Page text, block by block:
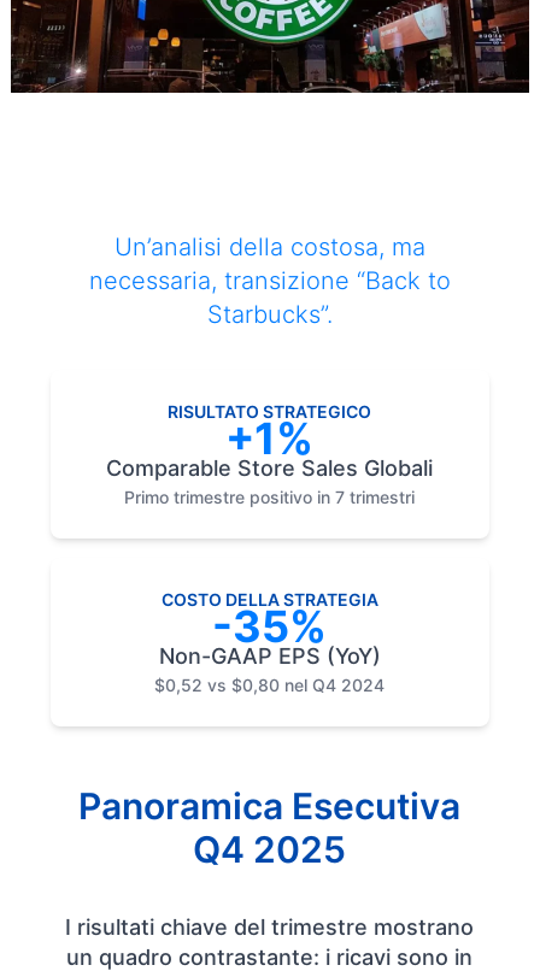
Un’analisi della costosa, ma
necessaria, transizione “Back to
Starbucks”.
RISULTATO STRATEGICO
+1%
Comparable Store Sales Globali
Primo trimestre positivo in 7 trimestri
COSTO DELLA STRATEGIA
-35%
Non-GAAP EPS (YoY)
$0,52 vs $0,80 nel Q4 2024
Panoramica Esecutiva
Q4 2025
I risultati chiave del trimestre mostrano
un quadro contrastante: i ricavi sono in